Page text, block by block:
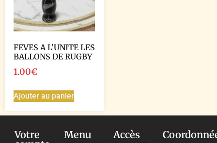
FEVES A L’UNITE LES
BALLONS DE RUGBY
1.00€
Ajouter au panier
Votre
Menu Accès